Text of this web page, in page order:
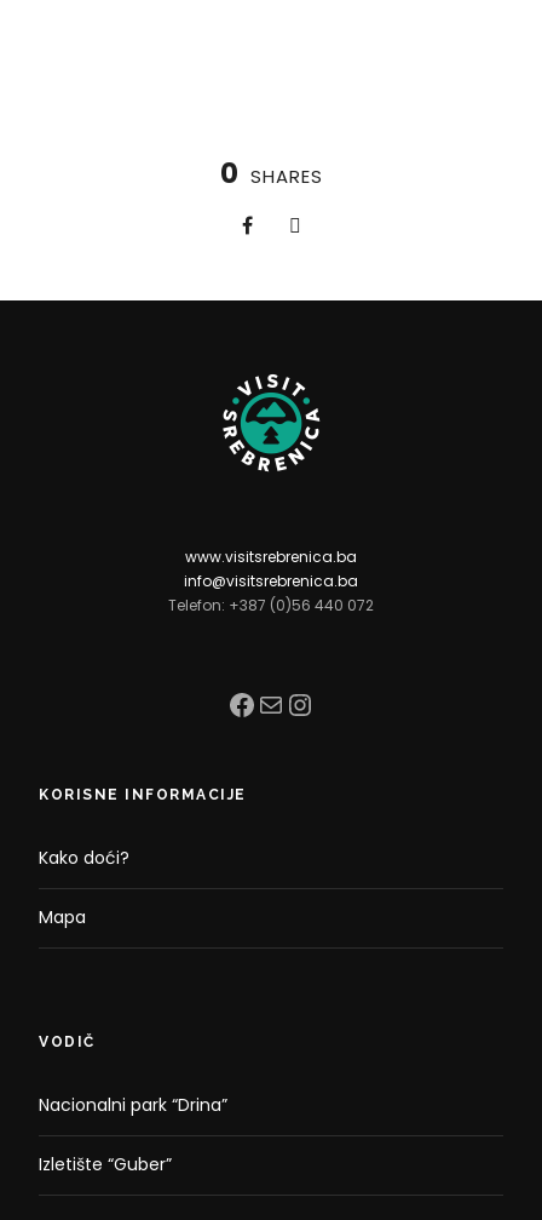
0 SHARES
www.visitsrebrenica.ba
info@visitsrebrenica.ba
Telefon: +387 (0)56 440 072
Facebook Mail Instagram
KORISNE INFORMACIJE
Kako doći?
Mapa
VODIČ
Nacionalni park “Drina”
Izletište “Guber”